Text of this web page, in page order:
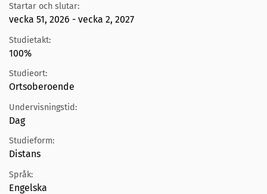
Startar och slutar:
vecka 51, 2026 - vecka 2, 2027
Studietakt:
100%
Studieort:
Ortsoberoende
Undervisningstid:
Dag
Studieform:
Distans
Språk:
Engelska